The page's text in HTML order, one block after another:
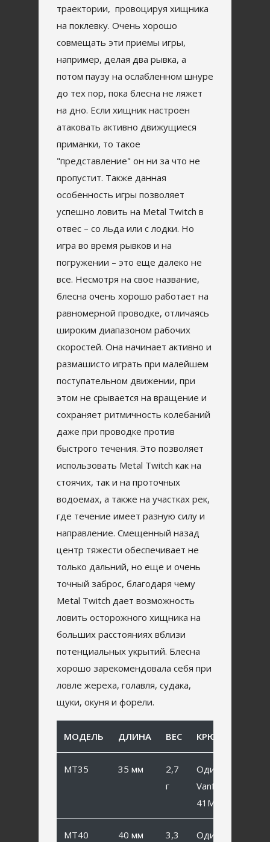
траектории, провоцируя хищника
на поклевку. Очень хорошо
совмещать эти приемы игры,
например, делая два рывка, а
потом паузу на ослабленном шнуре
до тех пор, пока блесна не ляжет
на дно. Если хищник настроен
атаковать активно движущиеся
приманки, то такое
"представление" он ни за что не
пропустит. Также данная
особенность игры позволяет
успешно ловить на Metal Twitch в
отвес – со льда или с лодки. Но
игра во время рывков и на
погружении – это еще далеко не
все. Несмотря на свое название,
блесна очень хорошо работает на
равномерной проводке, отличаясь
широким диапазоном рабочих
скоростей. Она начинает активно и
размашисто играть при малейшем
поступательном движении, при
этом не срывается на вращение и
сохраняет ритмичность колебаний
даже при проводке против
быстрого течения. Это позволяет
использовать Metal Twitch как на
стоячих, так и на проточных
водоемах, а также на участках рек,
где течение имеет разную силу и
направление. Смещенный назад
центр тяжести обеспечивает не
только дальний, но еще и очень
точный заброс, благодаря чему
Metal Twitch дает возможность
ловить осторожного хищника на
больших расстояниях вблизи
потенциальных укрытий. Блесна
хорошо зарекомендовала себя при
ловле жереха, голавля, судака,
щуки, окуня и форели.
МОДЕЛЬ ДЛИНА ВЕС КРЮЧОК
MT35 35 мм
2,7
г
Одинарный
Vanfook SP-
41MB #6
MT40 40 мм
3,3
Одинарный